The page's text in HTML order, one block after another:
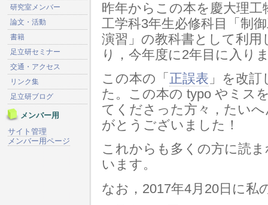
昨年からこの本を慶大理工
工学科3年生必修科目「制
演習」の教科書として利用
り，今年度に2年目に入り
この本の「 正誤表 」を改
た。この本の typo やミス
てくださった方々，たい
がとうございました！
これからも多くの方に読
います。
なお，2017年4月20日に私
研究室メンバー
論文・活動
書籍
足立研セミナー
交通・アクセス
リンク集
足立研ブログ
メンバー用
サイト管理
メンバー用ページ